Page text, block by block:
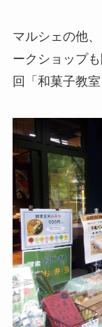
マルシェの他
ークショップ
回「和菓子教